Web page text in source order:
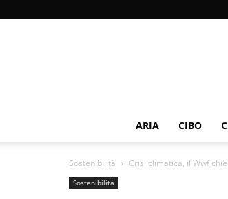
ARIA CIBO
Sostenibilità Crisi climatica, il Wwf
Sostenibilità